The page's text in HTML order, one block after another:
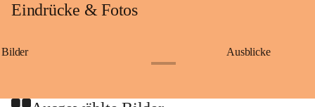
Eindrücke & Fotos
Bilder Ausblicke